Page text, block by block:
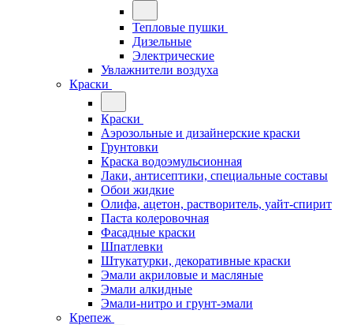
Тепловые пушки
Дизельные
Электрические
Увлажнители воздуха
Краски
Краски
Аэрозольные и дизайнерские краски
Грунтовки
Краска водоэмульсионная
Лаки, антисептики, специальные составы
Обои жидкие
Олифа, ацетон, растворитель, уайт-спирит
Паста колеровочная
Фасадные краски
Шпатлевки
Штукатурки, декоративные краски
Эмали акриловые и масляные
Эмали алкидные
Эмали-нитро и грунт-эмали
Крепеж